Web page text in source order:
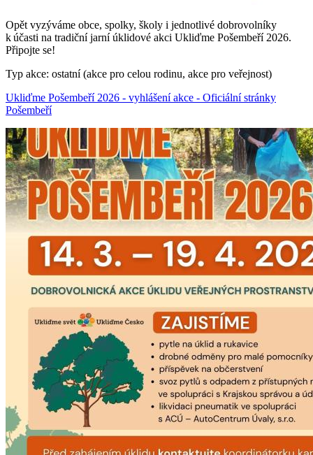
Opět vyzýváme obce, spolky, školy i jednotlivé dobrovolníky
k účasti na tradiční jarní úklidové akci Ukliďme Pošembeří 2026.
Připojte se!
Typ akce: ostatní (akce pro celou rodinu, akce pro veřejnost)
Ukliďme Pošembeří 2026 - vyhlášení akce - Oficiální stránky
Pošembeří